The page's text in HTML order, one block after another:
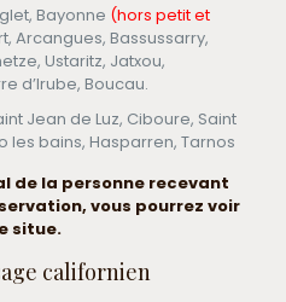
Bayonne (hors petit et
Arcangues, Bassussarry,
Ustaritz, Jatxou,
d’Irube, Boucau.
Jean de Luz, Ciboure, Saint
les bains, Hasparren, Tarnos
de la personne recevant
vous pourrez voir
situe.
californien